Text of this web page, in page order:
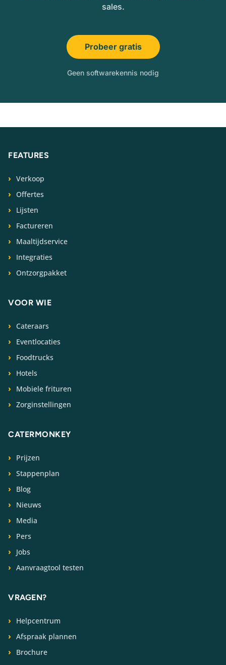
sales.
Probeer gratis
Geen softwarekennis nodig
FEATURES
Verkoop
Offertes
Lijsten
Factureren
Maaltijdservice
Integraties
Ontzorgpakket
VOOR WIE
Cateraars
Eventlocaties
Foodtrucks
Hotels
Mobiele frituren
Zorginstellingen
CATERMONKEY
Prijzen
Stappenplan
Blog
Nieuws
Media
Pers
Jobs
Aanvraagtool testen
VRAGEN?
Helpcentrum
Afspraak plannen
Brochure